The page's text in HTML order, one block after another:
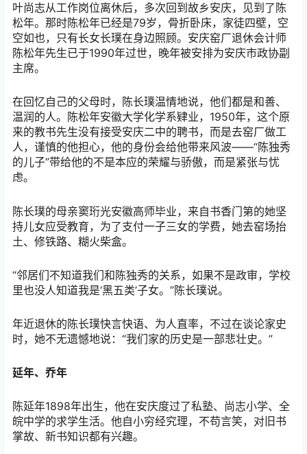
叶尚志从工作岗位离休后，多次回到故乡安庆，见到了陈
松年。那时陈松年已经是79岁，骨折卧床，家徒四壁，空
空如也，只有长女长璞在身边照顾。安庆窑厂退休会计师
陈松年先生已于1990年过世，晚年被安排为安庆市政协副
主席。
在回忆自己的父母时，陈长璞温情地说，他们都是和善、
温润的人。陈松年安徽大学化学系肄业，1950年，这个原
来的教书先生没有接受安庆二中的聘书，而是去窑厂做工
人，谨慎的他担心，他的身份会给他带来风波——“陈独秀
的儿子”带给他的不是本应的荣耀与骄傲，而是紧张与忧
虑。
陈长璞的母亲窦珩光安徽高师毕业，来自书香门第的她坚
持儿女应受教育，为了支付一子三女的学费，她去窑场抬
土、修铁路、糊火柴盒。
“邻居们不知道我们和陈独秀的关系，如果不是政审，学校
里也没人知道我是‘黑五类’子女。”陈长璞说。
年近退休的陈长璞快言快语、为人直率，不过在谈论家史
时，她不无遗憾地说：“我们家的历史是一部悲壮史。”
延年、乔年
陈延年1898年出生，他在安庆度过了私塾、尚志小学、全
皖中学的求学生活。他自小穷经究理，不苟言笑，对旧书
掌故、新书知识都有兴趣。